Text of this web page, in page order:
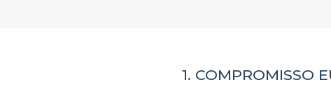
1. COMPROMISSO